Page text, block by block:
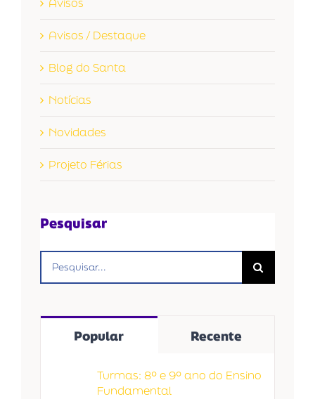
Avisos / Destaque
Blog do Santa
Notícias
Novidades
Projeto Férias
Pesquisar
resultados
Popular Recente
Turmas: 8º e 9º ano do Ensino
Fundamental